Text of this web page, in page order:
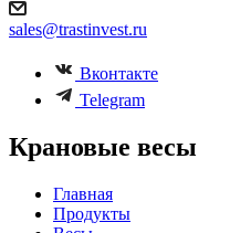
sales@trastinvest.ru
Вконтакте
Telegram
Крановые весы
Главная
Продукты